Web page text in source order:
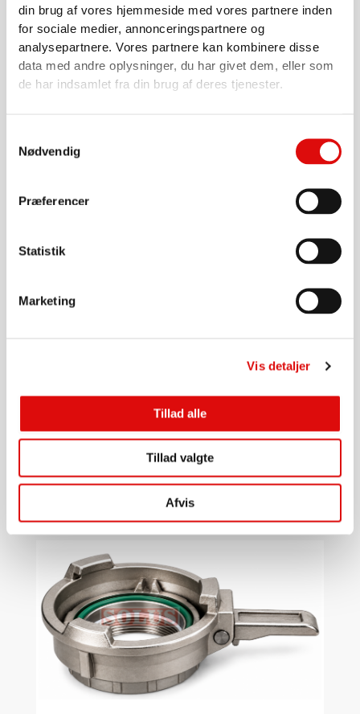
din brug af vores hjemmeside med vores partnere inden
for sociale medier, annonceringspartnere og
analysepartnere. Vores partnere kan kombinere disse
data med andre oplysninger, du har givet dem, eller som
de har indsamlet fra din brug af deres tjenester.
Nødvendig
Præferencer
Statistik
Marketing
Vis detaljer
Tillad alle
Tillad valgte
Afvis
SLANGER, KOBLINGER, FITTINGS, MM.
SLANGER, KOBLINGER, FITTINGS, MM.
0020000350